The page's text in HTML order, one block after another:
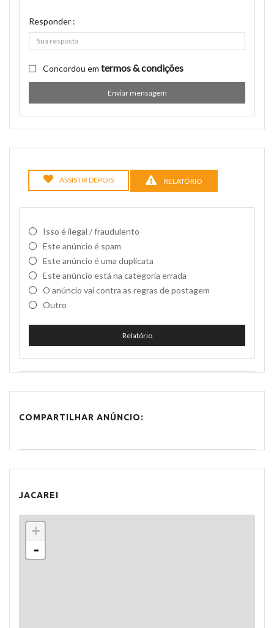
Responder :
Concordou em termos & condições
Enviar mensagem
ASSISTIR DEPOIS RELATÓRIO
Isso é ilegal / fraudulento
Este anúncio é spam
Este anúncio é uma duplicata
Este anúncio está na categoria errada
O anúncio vai contra as regras de postagem
Outro
Relatório
COMPARTILHAR ANÚNCIO:
JACAREI
+
-